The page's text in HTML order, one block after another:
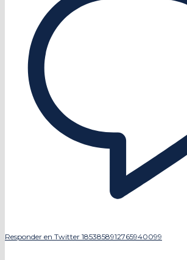
Responder en Twitter 1853858912765940099